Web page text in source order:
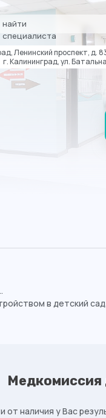
найти
специалиста
Ленинский проспект, д.
г. Калининград, ул.
в детский
от наличия у Вас